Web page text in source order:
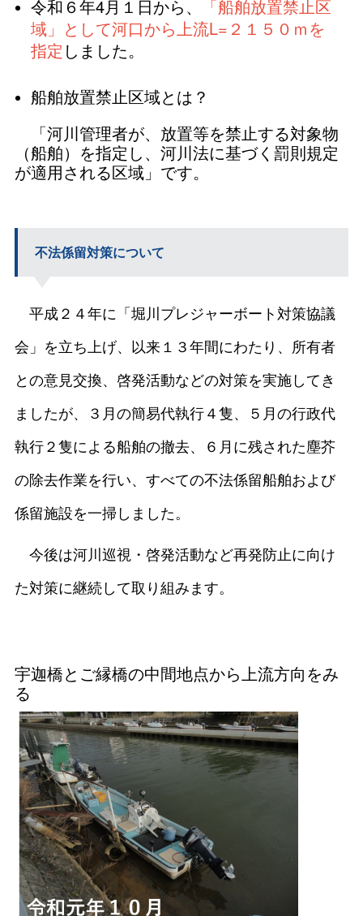
令和６年4月１日から、
「船舶放置禁止区
域」として河口から上流L=２１５０ｍを
指定 しました。
船舶放置禁止区域とは？
「河川管理者が、放置等を禁止する対象物
（船舶）を指定し、河川法に基づく罰則規定
が適用される区域」です。
不法係留対策について
平成２４年に「堀川プレジャーボート対策協議
会」を立ち上げ、以来１３年間にわたり、所有者
との意見交換、啓発活動などの対策を実施してき
ましたが、３月の簡易代執行４隻、５月の行政代
執行２隻による船舶の撤去、６月に残された塵芥
の除去作業を行い、すべての不法係留船舶および
係留施設を一掃しました。
今後は河川巡視・啓発活動など再発防止に向け
た対策に継続して取り組みます。
宇迦橋とご縁橋の中間地点から上流方向をみ
る